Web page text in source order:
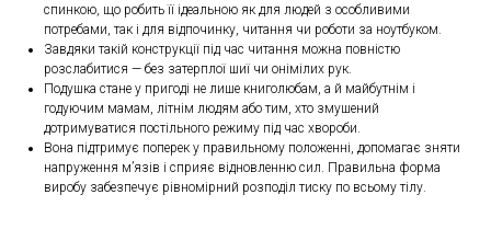
спинкою, що робить її ідеальною як для людей з особливими
потребами, так і для відпочинку, читання чи роботи за ноутбуком.
Завдяки такій конструкції під час читання можна повністю
розслабитися — без затерплої шиї чи онімілих рук.
Подушка стане у пригоді не лише книголюбам, а й майбутнім і
годуючим мамам, літнім людям або тим, хто змушений
дотримуватися постільного режиму під час хвороби.
Вона підтримує поперек у правильному положенні, допомагає зняти
напруження м’язів і сприяє відновленню сил. Правильна форма
виробу забезпечує рівномірний розподіл тиску по всьому тілу.